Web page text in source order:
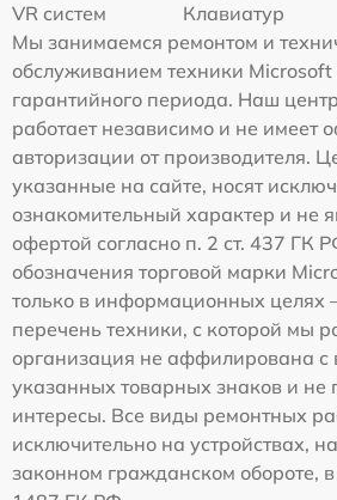
VR систем
Клавиатур
Мы занимаемся ремонтом и
обслуживанием техники Microsoft
гарантийного периода. Наш
работает независимо и не имеет
авторизации от производителя.
указанные на сайте, носят
ознакомительный характер и не
офертой согласно п. 2 ст. 437 ГК
обозначения торговой марки
только в информационных целях
перечень техники, с которой мы
организация не аффилирована с
указанных товарных знаков и не
интересы. Все виды ремонтных
исключительно на устройствах,
законном гражданском обороте, в